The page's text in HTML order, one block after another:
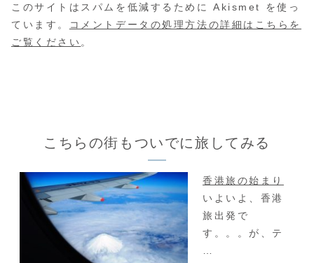
このサイトはスパムを低減するために Akismet を使っ
ています。
コメントデータの処理方法の詳細はこちらを
ご覧ください 。
こちらの街もついでに旅してみる
香港旅の始まり
いよいよ、香港
旅出発で
す。。。が、テ